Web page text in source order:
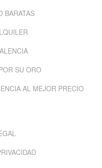
BARATAS
SU ORO
AL MEJOR PRECIO